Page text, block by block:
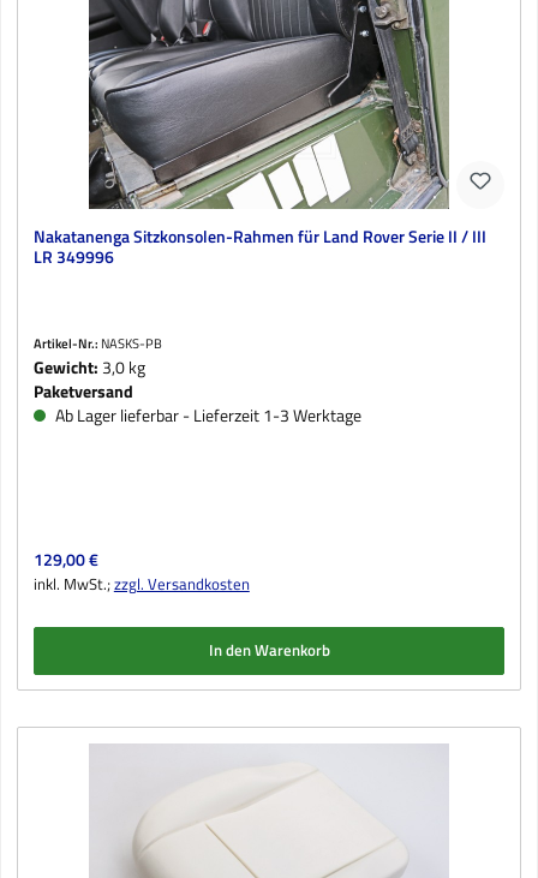
Nakatanenga Sitzkonsolen-Rahmen für Land Rover Serie II / III
LR 349996
Artikel-Nr.: NASKS-PB
Gewicht: 3,0 kg
Paketversand
Ab Lager lieferbar - Lieferzeit 1-3 Werktage
Regulärer Preis:
129,00 €
inkl. MwSt.;zzgl. Versandkosten
In den Warenkorb